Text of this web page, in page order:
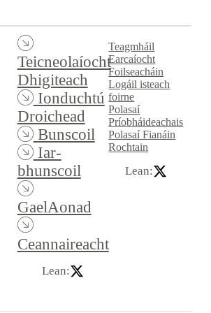
Teicneolaíocht
Dhigiteach
Ionduchtú
Droichead
Bunscoil
Iar-
bhunscoil
GaelAonad
Ceannaireacht
Lean:
Teagmháil
Earcaíocht
Foilseacháin
Logáil isteach
foirne
Polasaí
Príobháideachais
Polasaí Fianáin
Rochtain
Lean: